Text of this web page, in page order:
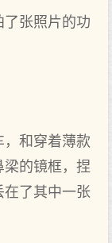
张照片的功
和穿着薄款
的镜框，捏
在了其中一张